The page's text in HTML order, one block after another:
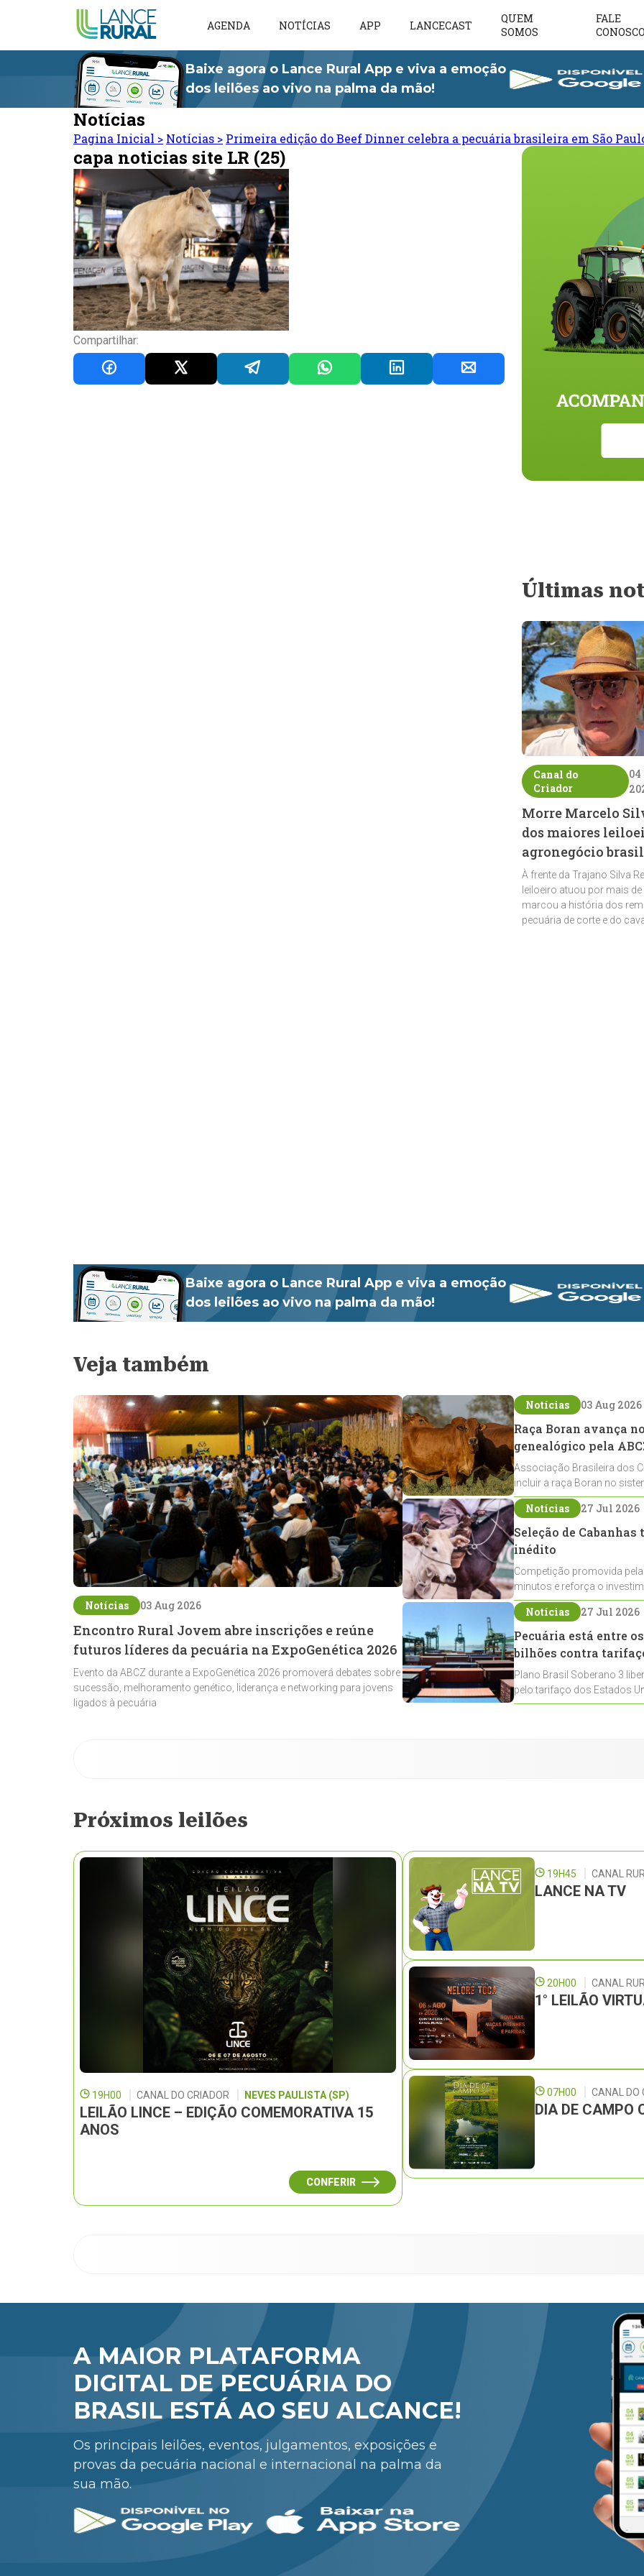
AGENDA NOTÍCIAS APP LANCECAST
QUEM
SOMOS
FALE
CONOSCO
Baixe agora o Lance Rural App e viva a emoção
dos leilões ao vivo na palma da mão!
Notícias
Pagina Inicial > Notícias > Primeira edição do Beef Dinner celebra a pecuária brasileira em São
capa noticias site LR (25)
Compartilhar:
Últimas
Canal do
Criador
04
Morre Marcelo
dos maiores
agronegócio
À frente da Trajano Silva
leiloeiro atuou por mais
marcou a história dos
pecuária de corte e do
Baixe agora o Lance Rural App e viva a emoção
dos leilões ao vivo na palma da mão!
Veja também
Notícias 03 Aug 2026
Encontro Rural Jovem abre inscrições e reúne
futuros líderes da pecuária na ExpoGenética 2026
Evento da ABCZ durante a ExpoGenética 2026 promoverá debates sobre
sucessão, melhoramento genético, liderança e networking para jovens
ligados à pecuária
Notícias 03 Aug 2026
Raça Boran avança
genealógico pela
Associação Brasileira dos
incluir a raça Boran no
expansão na pecuária
Notícias 27 Jul 2026
Seleção de
inédito
Competição promovida
minutos e reforça o
Crioulos voltados ao laço
Notícias 27 Jul 2026
Pecuária está entre
bilhões contra
Plano Brasil Soberano 3
pelo tarifaço dos Estados
contemplados
Próximos leilões
19H00 CANAL DO CRIADOR NEVES PAULISTA (SP)
LEILÃO LINCE – EDIÇÃO COMEMORATIVA 15
ANOS
CONFERIR
19H45 CANAL
LANCE NA TV
20H00 CANAL
1° LEILÃO
07H00 CANAL DO
DIA DE CAMPO
A MAIOR PLATAFORMA
DIGITAL DE PECUÁRIA DO
BRASIL ESTÁ AO SEU ALCANCE!
Os principais leilões, eventos, julgamentos, exposições e
provas da pecuária nacional e internacional na palma da
sua mão.